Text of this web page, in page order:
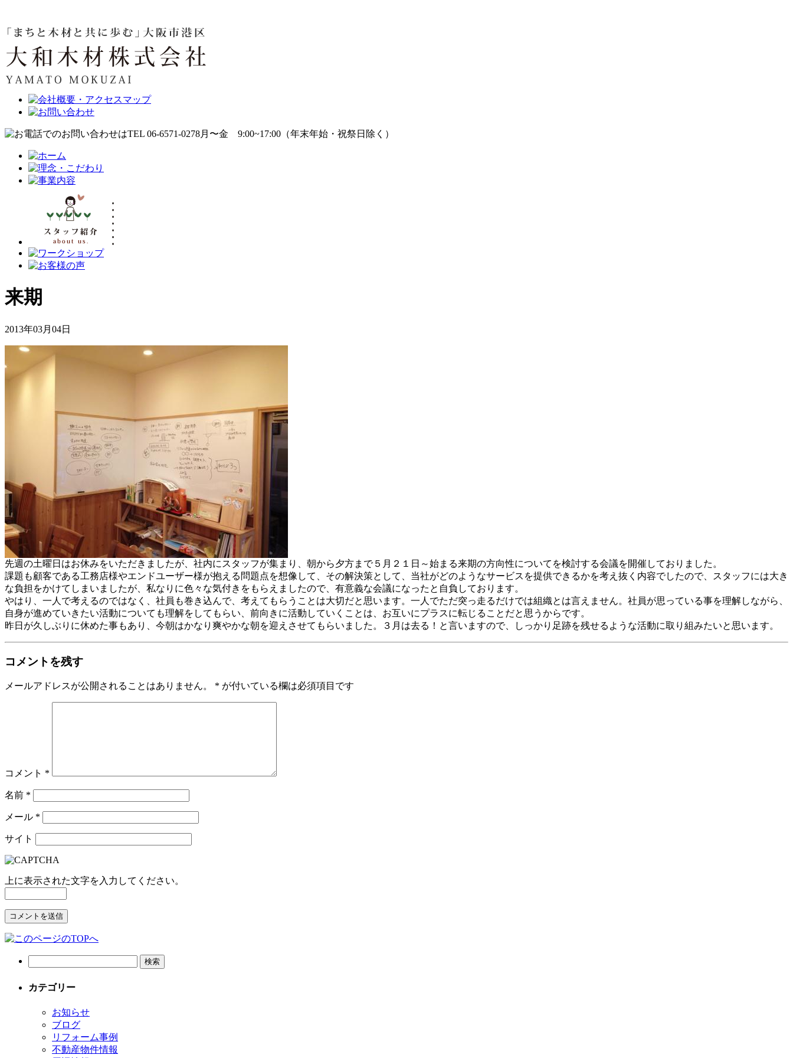
来期
2013年03月04日
先週の土曜日はお休みをいただきましたが、社内にスタッフが集まり、朝から夕方まで５月２１日～始まる来期の方向性についてを検討する会議を開催しておりました。
課題も顧客である工務店様やエンドユーザー様が抱える問題点を想像して、その解決策として、当社がどのようなサービスを提供できるかを考え抜く内容でしたので、スタッフには大き
な負担をかけてしまいましたが、私なりに色々な気付きをもらえましたので、有意義な会議になったと自負しております。
やはり、一人で考えるのではなく、社員も巻き込んで、考えてもらうことは大切だと思います。一人でただ突っ走るだけでは組織とは言えません。社員が思っている事を理解しながら、
自身が進めていきたい活動についても理解をしてもらい、前向きに活動していくことは、お互いにプラスに転じることだと思うからです。
昨日が久しぶりに休めた事もあり、今朝はかなり爽やかな朝を迎えさせてもらいました。３月は去る！と言いますので、しっかり足跡を残せるような活動に取り組みたいと思います。
コメントを残す
メールアドレスが公開されることはありません。 * が付いている欄は必須項目です
コメント *
名前 *
メール *
サイト
上に表示された文字を入力してください。
カテゴリー
お知らせ
ブログ
リフォーム事例
不動産物件情報